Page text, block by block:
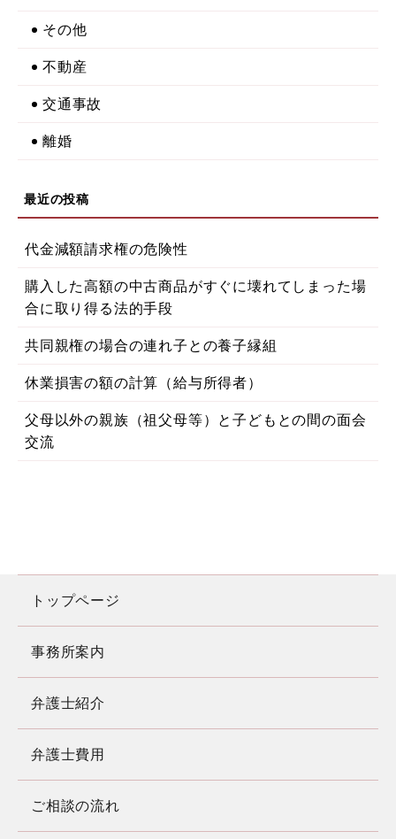
その他
不動産
交通事故
離婚
代金減額請求権の危険性
購入した高額の中古商品がすぐに壊れてしまった場
合に取り得る法的手段
共同親権の場合の連れ子との養子縁組
休業損害の額の計算（給与所得者）
父母以外の親族（祖父母等）と子どもとの間の面会
交流
トップページ
事務所案内
弁護士紹介
弁護士費用
ご相談の流れ